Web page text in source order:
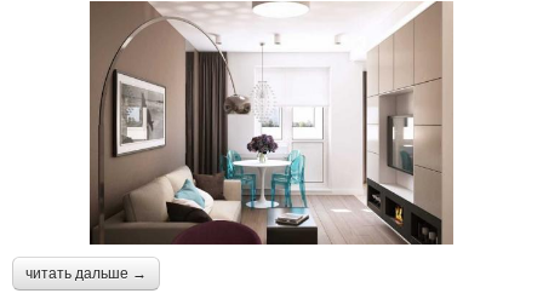
читать дальше →